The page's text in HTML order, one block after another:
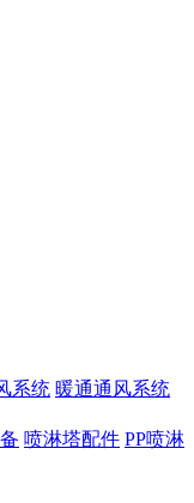
系统 暖通通风系统
喷淋塔配件 PP喷淋